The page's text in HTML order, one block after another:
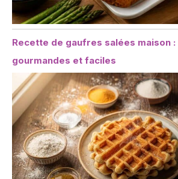
Recette de gaufres salées maison :
gourmandes et faciles